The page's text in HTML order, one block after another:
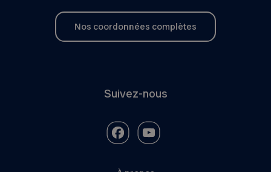
Nos coordonnées complètes
Suivez-nous